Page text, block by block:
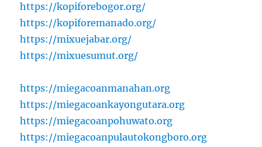
https://kopiforebogor.org/
https://kopiforemanado.org/
https://mixuejabar.org/
https://mixuesumut.org/
https://miegacoanmanahan.org
https://miegacoankayongutara.org
https://miegacoanpohuwato.org
https://miegacoanpulautokongboro.org